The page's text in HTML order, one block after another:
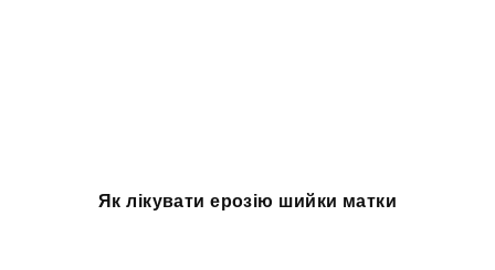
Як лікувати ерозію шийки матки